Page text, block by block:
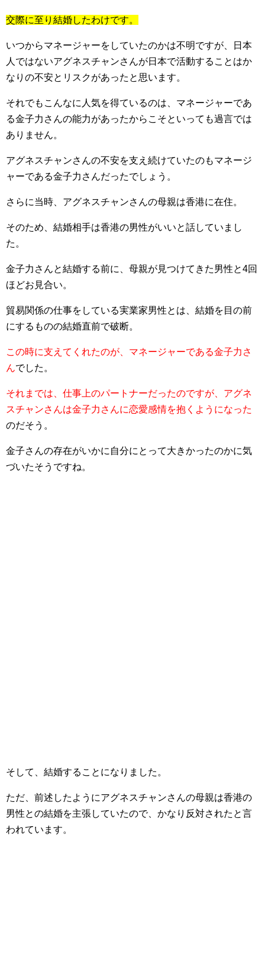
交際に至り結婚したわけです。
いつからマネージャーをしていたのかは不明ですが、日本
人ではないアグネスチャンさんが日本で活動することはか
なりの不安とリスクがあったと思います。
それでもこんなに人気を得ているのは、マネージャーであ
る金子力さんの能力があったからこそといっても過言では
ありません。
アグネスチャンさんの不安を支え続けていたのもマネージ
ャーである金子力さんだったでしょう。
さらに当時、アグネスチャンさんの母親は香港に在住。
そのため、結婚相手は香港の男性がいいと話していまし
た。
金子力さんと結婚する前に、母親が見つけてきた男性と4回
ほどお見合い。
貿易関係の仕事をしている実業家男性とは、結婚を目の前
にするものの結婚直前で破断。
この時に支えてくれたのが、マネージャーである金子力さ
んでした。
それまでは、仕事上のパートナーだったのですが、アグネ
スチャンさんは金子力さんに恋愛感情を抱くようになった
のだそう。
金子さんの存在がいかに自分にとって大きかったのかに気
づいたそうですね。
そして、結婚することになりました。
ただ、前述したようにアグネスチャンさんの母親は香港の
男性との結婚を主張していたので、かなり反対されたと言
われています。